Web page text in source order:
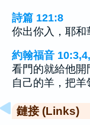
詩篇 121:8
你出你入，耶和
約翰福音
看門的就給他開
自己的羊，把
鏈接 (Links)